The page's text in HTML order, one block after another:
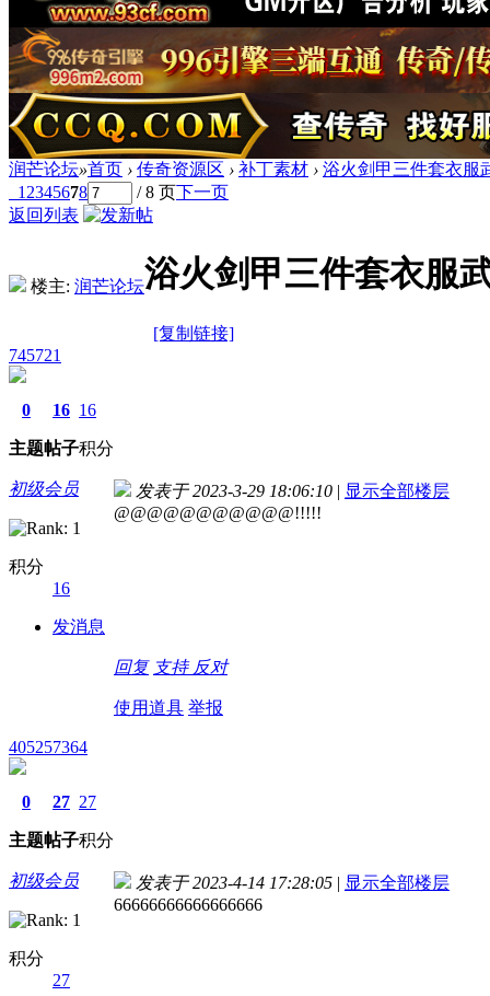
润芒论坛»首页 › 传奇资源区 › 补丁素材 › 浴火剑甲三件套衣服
1 2345678 / 8 页下一页
返回列表
楼主: 润芒论坛浴火剑甲三件套衣服
[复制链接]
745721
0
主题
16
帖子
16
积分
初级会员
积分
16
发消息
发表于 2023-3-29 18:06:10 | 显示全部楼层
@@@@@@@@@@@!!!!!
回复 支持 反对
使用道具 举报
405257364
0
主题
27
帖子
27
积分
初级会员
积分
27
发表于 2023-4-14 17:28:05 | 显示全部楼层
66666666666666666